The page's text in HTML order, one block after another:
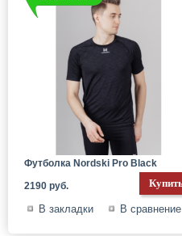
Футболка Nordski Pro Black
2190 руб.
В закладки В сравнение